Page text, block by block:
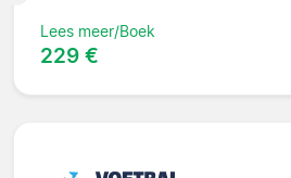
Lees meer/Boek
229 €